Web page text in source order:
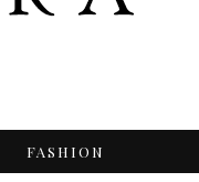
FASHION